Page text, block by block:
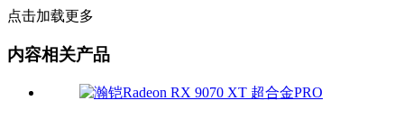
点击加载更多
内容相关产品